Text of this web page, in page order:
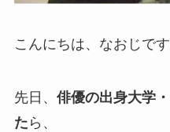
こんにちは、なおじです
先日、 俳優の出身大学
た ら、